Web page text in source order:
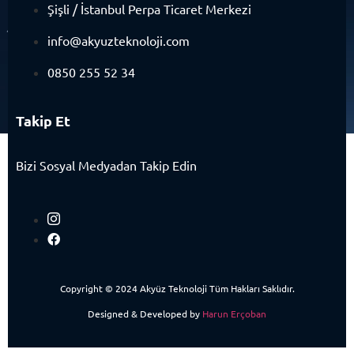
Şişli / İstanbul Perpa Ticaret Merkezi
info@akyuzteknoloji.com
0850 255 52 34
Takip Et
Bizi Sosyal Medyadan Takip Edin
Copyright © 2024 Akyüz Teknoloji Tüm Hakları Saklıdır.
Designed & Developed by Harun Erçoban